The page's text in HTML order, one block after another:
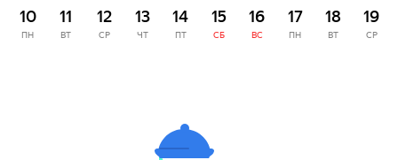
10
ПН
11
ВТ
12
СР
13
ЧТ
14
ПТ
15
СБ
16
ВС
17
ПН
18
ВТ
19
СР